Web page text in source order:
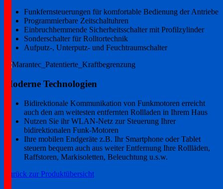
Funkfernsteuerungen für komfortable Bedienung der Antriebe
Programmierbare Zeitschaltuhren
Einbruchhemmende Sicherheitsschalter mit Profilzylinder
Sonderschalter für Rolltortechnik
Aufputz-, Unterputz- und Feuchtraumschalter
Moderne Technologien
Bidirektionale Kommunikation von Funkmotoren erreicht
auch den am weitesten entfernten Rollladen in Ihrem Haus
Nutzen Sie ihr WLAN-Netz zur Steuerung Ihrer
bidirektionalen Funk-Motoren
Ihre mobilen Endgeräte z.B. Ihr Smartphone oder Tablet
steuern bequem auch aus weiter Entfernung Ihre Rollläden,
Raffstoren, Markisoletten, Beleuchtung u.s.w.
Zurück zur Produktübersicht